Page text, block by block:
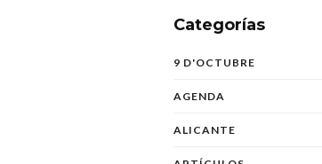
Categorías
9 D'OCTUBRE
AGENDA
ALICANTE